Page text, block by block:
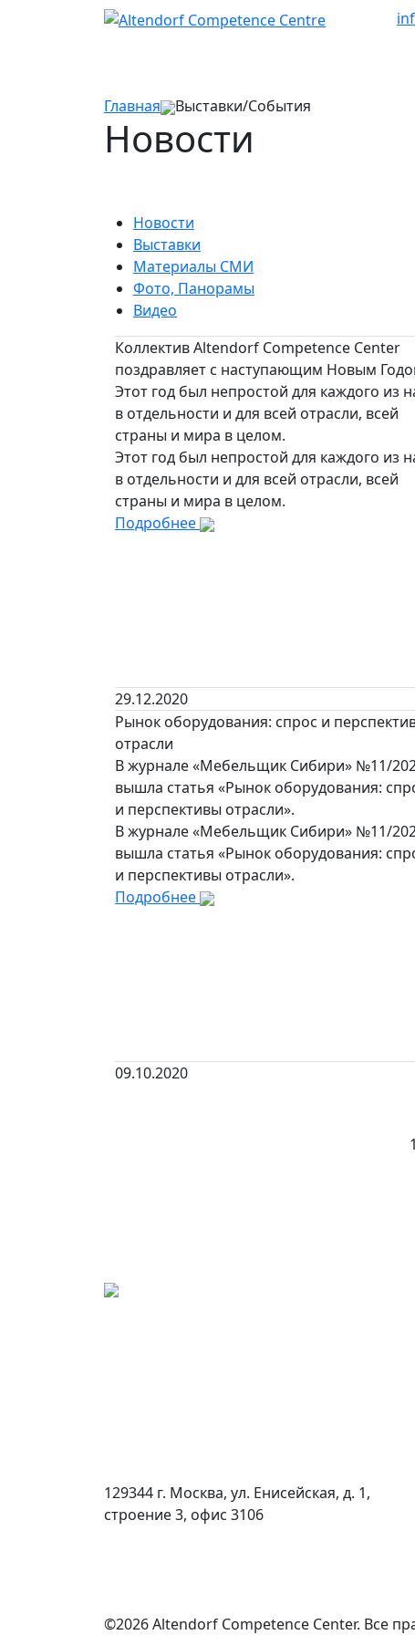
Главная Выставки/События
Новости
Новости
Выставки
Материалы СМИ
Фото, Панорамы
Видео
Коллектив Altendorf Competence Center
поздравляет с наступающим Новым
Этот год был непростой для каждого из
в отдельности и для всей отрасли, всей
страны и мира в целом.
Этот год был непростой для каждого из
в отдельности и для всей отрасли, всей
страны и мира в целом.
Подробнее
29.12.2020
Рынок оборудования: спрос и
отрасли
В журнале «Мебельщик Сибири» №11/
вышла статья «Рынок оборудования:
и перспективы отрасли».
В журнале «Мебельщик Сибири» №11/
вышла статья «Рынок оборудования:
и перспективы отрасли».
Подробнее
09.10.2020
1
129344 г. Москва, ул. Енисейская, д. 1,
строение 3, офис 3106
©2026 Altendorf Сompetence Сenter. Все